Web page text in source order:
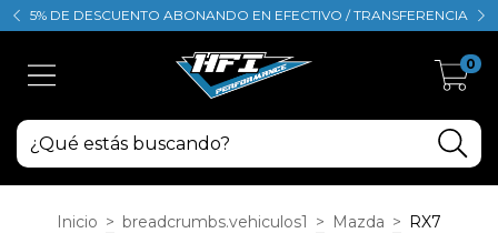
5% DE DESCUENTO ABONANDO EN EFECTIVO / TRANSFERENCIA
0
Inicio > breadcrumbs.vehiculos1 > Mazda > RX7